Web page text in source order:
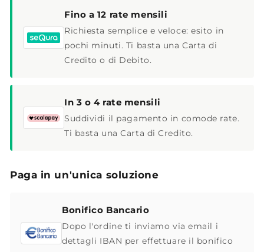
Fino a 12 rate mensili
Richiesta semplice e veloce: esito in
pochi minuti. Ti basta una Carta di
Credito o di Debito.
In 3 o 4 rate mensili
Suddividi il pagamento in comode rate.
Ti basta una Carta di Credito.
Paga in un'unica soluzione
Bonifico Bancario
Dopo l'ordine ti inviamo via email i
dettagli IBAN per effettuare il bonifico